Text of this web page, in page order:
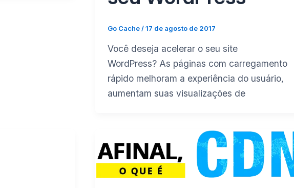
Go Cache/17 de agosto de 2017
Você deseja acelerar o seu site
WordPress? As páginas com carregamento
rápido melhoram a experiência do usuário,
aumentam suas visualizações de